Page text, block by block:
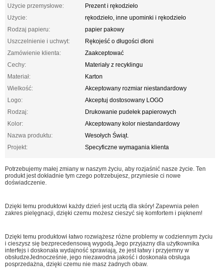
Użycie przemysłowe:
Prezent i rękodzieło
Użycie:
rękodzieło, inne upominki i rękodzieło
Rodzaj papieru:
papier pakowy
Uszczelnienie i uchwyt:
Rękojeść o długości dłoni
Zamówienie klienta:
Zaakceptować
Cechy:
Materiały z recyklingu
Materiał:
Karton
Wielkość:
Akceptowany rozmiar niestandardowy
Logo:
Akceptuj dostosowany LOGO
Rodzaj:
Drukowanie pudełek papierowych
Kolor:
Akceptowany kolor niestandardowy
Nazwa produktu:
Wesołych Świąt.
Projekt:
Specyficzne wymagania klienta
Potrzebujemy małej zmiany w naszym życiu, aby rozjaśnić nasze życie. Ten
produkt jest dokładnie tym czego potrzebujesz, przyniesie ci nowe
doświadczenie.
Dzięki temu produktowi każdy dzień jest ucztą dla skóry! Zapewnia pełen
zakres pielęgnacji, dzięki czemu możesz cieszyć się komfortem i pięknem!
Dzięki temu produktowi łatwo rozwiążesz różne problemy w codziennym życiu
i cieszysz się bezprecedensową wygodą.Jego przyjazny dla użytkownika
interfejs i doskonała wydajność sprawiają, że jest łatwy i przyjemny w
obsłudzeJednocześnie, jego niezawodna jakość i doskonała obsługa
posprzedażna, dzięki czemu nie masz żadnych obaw.